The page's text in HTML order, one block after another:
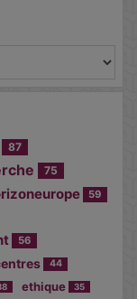
87
75
59
56
44
ethique 35